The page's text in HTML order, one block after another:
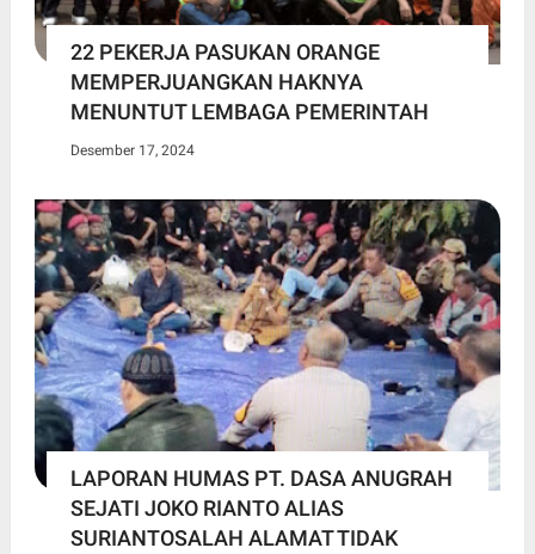
22 PEKERJA PASUKAN ORANGE
MEMPERJUANGKAN HAKNYA
MENUNTUT LEMBAGA PEMERINTAH
Desember 17, 2024
LAPORAN HUMAS PT. DASA ANUGRAH
SEJATI JOKO RIANTO ALIAS
SURIANTOSALAH ALAMAT TIDAK